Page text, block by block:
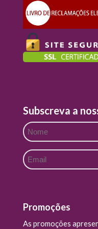
Subscreva a
Promoções
As promoções